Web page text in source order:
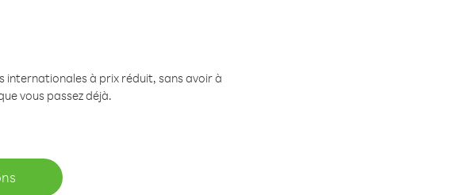
internationales à prix réduit, sans avoir à
vous passez déjà.